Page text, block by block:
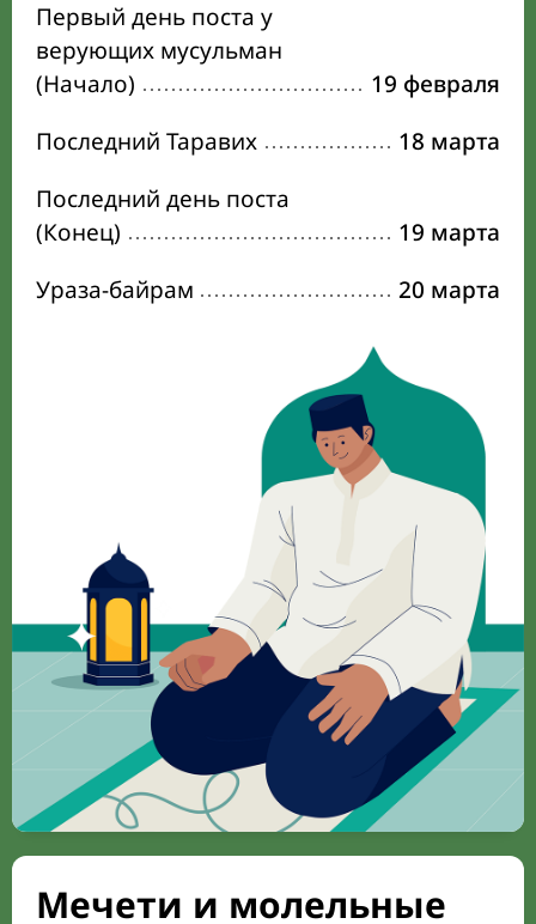
Первый день поста у
верующих мусульман
(Начало)
19 февраля
Последний Таравих
18 марта
Последний день поста
(Конец)
19 марта
Ураза-байрам
20 марта
Мечети и молельные